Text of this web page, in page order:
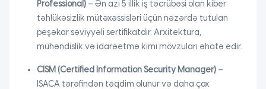
Professional) – Ən azı 5 illik iş təcrübəsi olan kiber
təhlükəsizlik mütəxəssisləri üçün nəzərdə tutulan
peşəkar səviyyəli sertifikatdır. Arxitektura,
mühəndislik və idarəetmə kimi mövzuları əhatə edir.
CISM (Certified Information Security Manager) –
ISACA tərəfindən təqdim olunur və daha çox